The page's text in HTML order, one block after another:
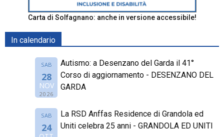
Carta di Solfagnano: anche in versione accessibile!
In calendario
SAB
28
NOV
2026
Autismo: a Desenzano del Garda il 41°
Corso di aggiornamento - DESENZANO DEL
GARDA
SAB
24
La RSD Anffas Residence di Grandola ed
Uniti celebra 25 anni - GRANDOLA ED UNITI